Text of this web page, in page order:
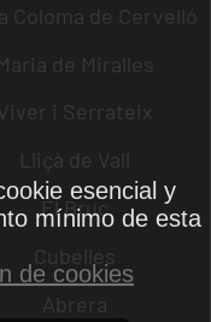
Coloma de Cervelló
de Miralles
i Serrateix
Lliçà de Vall
El Bruc
Cubelles
Abrera
esencial y
mínimo de esta
de cookies